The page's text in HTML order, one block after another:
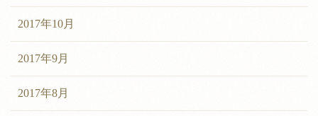
2017年10月
2017年9月
2017年8月